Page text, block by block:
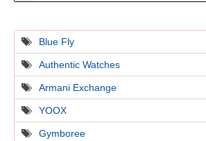
Blue Fly
Authentic Watches
Armani Exchange
YOOX
Gymboree